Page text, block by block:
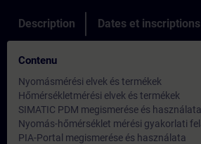
Description Dates et inscriptions
Contenu
Nyomásmérési elvek és termékek
Hőmérsékletmérési elvek és termékek
SIMATIC PDM megismerése és használata
Nyomás-hőmérséklet mérési gyakorlati
PIA-Portal megismerése és használata